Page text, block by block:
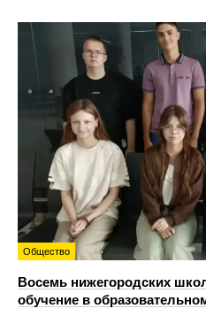
Общество
Восемь нижегородских
обучение в